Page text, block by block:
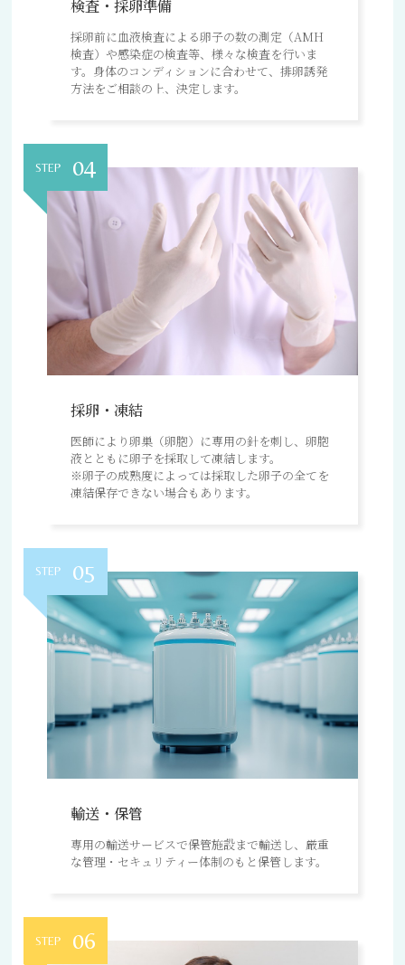
検査・採卵準備
採卵前に血液検査による卵子の数の測定（AMH
検査）や感染症の検査等、様々な検査を行いま
す。身体のコンディションに合わせて、排卵誘発
方法をご相談の上、決定します。
STEP 04
採卵・凍結
医師により卵巣（卵胞）に専用の針を刺し、卵胞
液とともに卵子を採取して凍結します。
※卵子の成熟度によっては採取した卵子の全てを
凍結保存できない場合もあります。
STEP 05
輸送・保管
専用の輸送サービスで保管施設まで輸送し、厳重
な管理・セキュリティー体制のもと保管します。
STEP 06